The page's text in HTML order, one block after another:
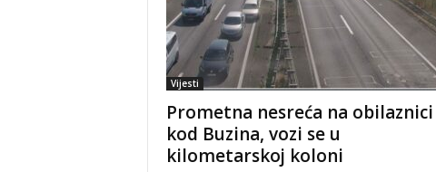
Vijesti
Prometna nesreća na obilaznici
kod Buzina, vozi se u
kilometarskoj koloni